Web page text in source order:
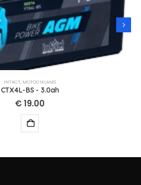
INTACT, MOTOCIKLAMS
CTX4L-BS - 3.0ah
€ 19.00